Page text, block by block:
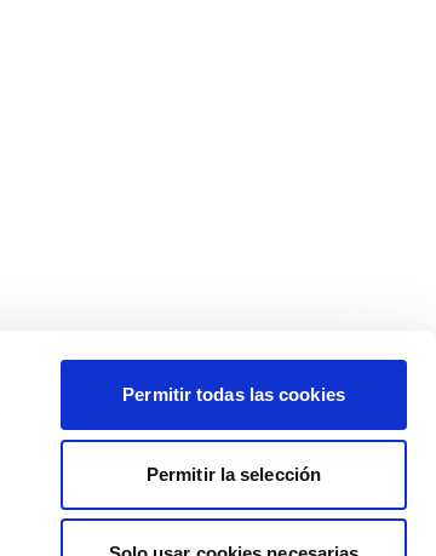
Permitir todas las cookies
Permitir la selección